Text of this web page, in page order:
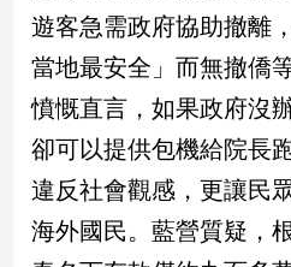
點
娛
樂
娛
星
聞
遊客急需政府協助撤離
當地最安全」而無撤僑
憤慨直言，如果政府沒
卻可以提供包機給院長
違反社會觀感，更讓民
海外國民。藍營質疑，